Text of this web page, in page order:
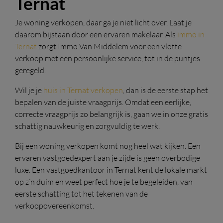
Je woning verkopen, daar ga je niet licht over. Laat je
daarom bijstaan door een ervaren makelaar. Als immo in
Ternat zorgt Immo Van Middelem voor een vlotte
verkoop met een persoonlijke service, tot in de puntjes
geregeld.
Wil je je huis in Ternat verkopen, dan is de eerste stap het
bepalen van de juiste vraagprijs. Omdat een eerlijke,
correcte vraagprijs zo belangrijk is, gaan we in onze gratis
schattig nauwkeurig en zorgvuldig te werk.
Bij een woning verkopen komt nog heel wat kijken. Een
ervaren vastgoedexpert aan je zijde is geen overbodige
luxe. Een vastgoedkantoor in Ternat kent de lokale markt
op z’n duim en weet perfect hoe je te begeleiden, van
eerste schatting tot het tekenen van de
verkoopovereenkomst.